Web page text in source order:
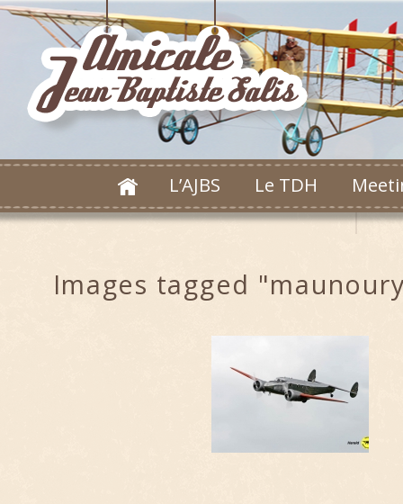
L’AJBS Le TDH
Images tagged